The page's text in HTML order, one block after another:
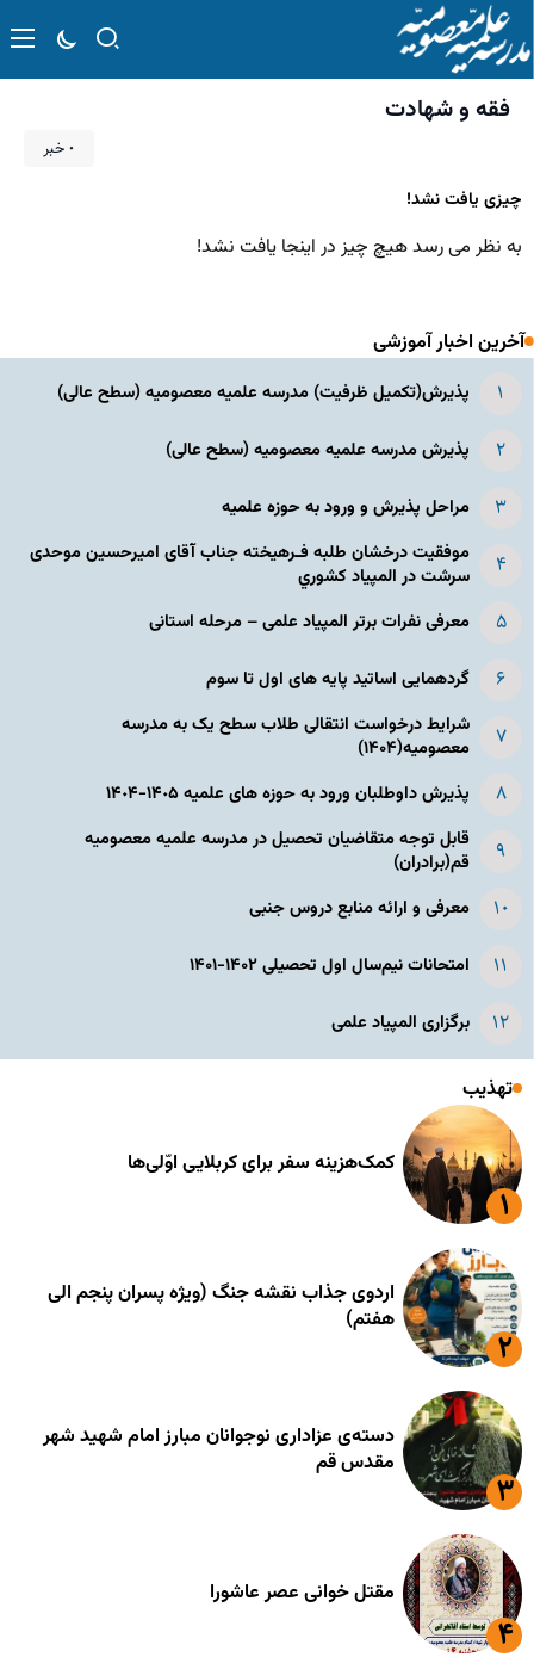
فقه و شهادت
۰ خبر
چیزی یافت نشد!
به نظر می رسد هیچ چیز در اینجا یافت نشد!
آخرین اخبار آموزشی
پذیرش(تکمیل ظرفیت) مدرسه علمیه معصومیه‌ (سطح عالی)
پذیرش مدرسه علمیه معصومیه‌ (سطح عالی)
مراحل پذیرش و ورود به حوزه علمیه
موفقیت درخشان طلبه فـرهیخته جناب آقای امیرحسین موحدی
سرشت در المپياد كشوري
معرفی نفرات برتر المپیاد علمی – مرحله استانی
گردهمایی اساتید پایه های اول تا سوم
شرایط درخواست انتقالی طلاب سطح یک به مدرسه
معصومیه(۱۴۰۴)
پذیرش داوطلبان ورود به حوزه های علمیه ١۴٠۵-١۴٠۴
قابل توجه متقاضیان تحصیل در مدرسه علمیه معصومیه
قم(برادران)
معرفی و ارائه منابع دروس جنبی
امتحانات نیم‌سال اول تحصیلی ۱۴۰۲-۱۴۰۱
برگزاری المپیاد علمی
تهذیب
کمک‌هزینه سفر برای کربلایی اوّلی‌ها
اردوی جذاب نقشه جنگ (ویژه پسران پنجم الی
هفتم)
دسته‌ی عزاداری نوجوانان مبارز امام شهید شهر
مقدس قم
مقتل خوانی عصر عاشورا